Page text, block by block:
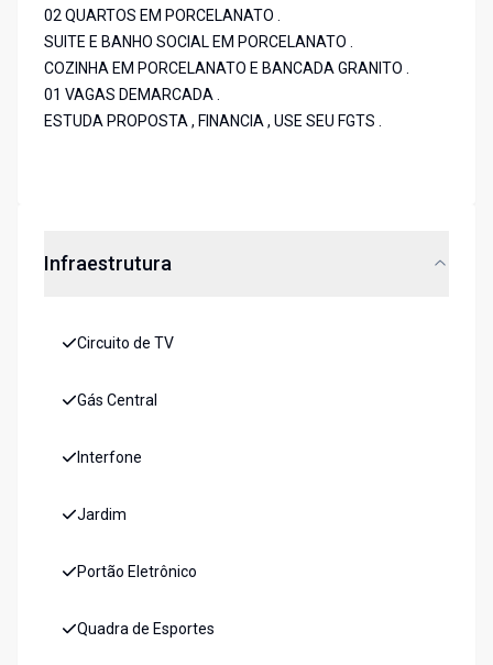
02 QUARTOS EM PORCELANATO .
SUITE E BANHO SOCIAL EM PORCELANATO .
COZINHA EM PORCELANATO E BANCADA GRANITO .
01 VAGAS DEMARCADA .
ESTUDA PROPOSTA , FINANCIA , USE SEU FGTS .
Infraestrutura
Circuito de TV
Gás Central
Interfone
Jardim
Portão Eletrônico
Quadra de Esportes